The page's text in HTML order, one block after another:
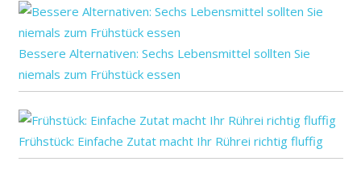
Immunität
in
Menschen
mit
Niveaus
Problem
Bessere Alternativen: Sechs Lebensmittel sollten Sie
niemals zum Frühstück essen
Frühstück: Einfache Zutat macht Ihr Rührei richtig fluffig